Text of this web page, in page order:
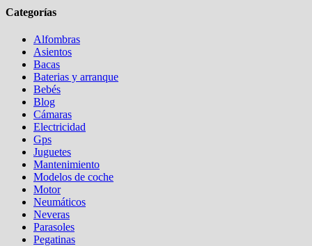
Categorías
Alfombras
Asientos
Bacas
Baterias y arranque
Bebés
Blog
Cámaras
Electricidad
Gps
Juguetes
Mantenimiento
Modelos de coche
Motor
Neumáticos
Neveras
Parasoles
Pegatinas